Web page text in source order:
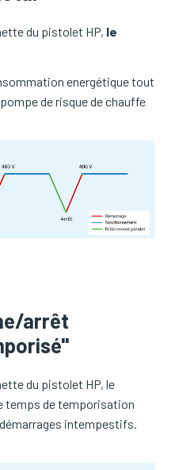
du pistolet HP, le
energétique tout
de risque de chauffe
arrêt
du pistolet HP, le
temps de temporisation
intempestifs.